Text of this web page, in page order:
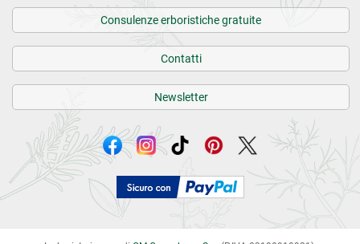
Consulenze erboristiche gratuite
Contatti
Newsletter